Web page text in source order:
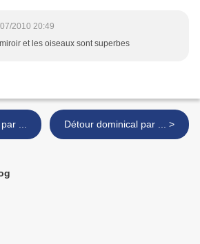
2010 20:49
et les oiseaux sont superbes
... Détour dominical par ... >